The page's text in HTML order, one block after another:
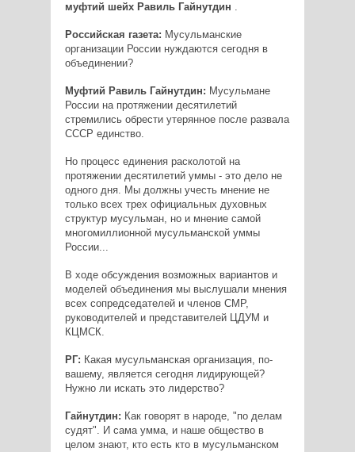
муфтий шейх Равиль Гайнутдин .
Российская газета: Мусульманские
организации России нуждаются сегодня в
объединении?
Муфтий Равиль Гайнутдин: Мусульмане
России на протяжении десятилетий
стремились обрести утерянное после развала
СССР единство.
Но процесс единения расколотой на
протяжении десятилетий уммы - это дело не
одного дня. Мы должны учесть мнение не
только всех трех официальных духовных
структур мусульман, но и мнение самой
многомиллионной мусульманской уммы
России...
В ходе обсуждения возможных вариантов и
моделей объединения мы выслушали мнения
всех сопредседателей и членов СМР,
руководителей и представителей ЦДУМ и
КЦМСК.
РГ: Какая мусульманская организация, по-
вашему, является сегодня лидирующей?
Нужно ли искать это лидерство?
Гайнутдин: Как говорят в народе, "по делам
судят". И сама умма, и наше общество в
целом знают, кто есть кто в мусульманском